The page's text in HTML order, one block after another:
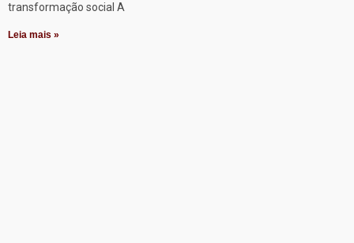
transformação social A
Leia mais »